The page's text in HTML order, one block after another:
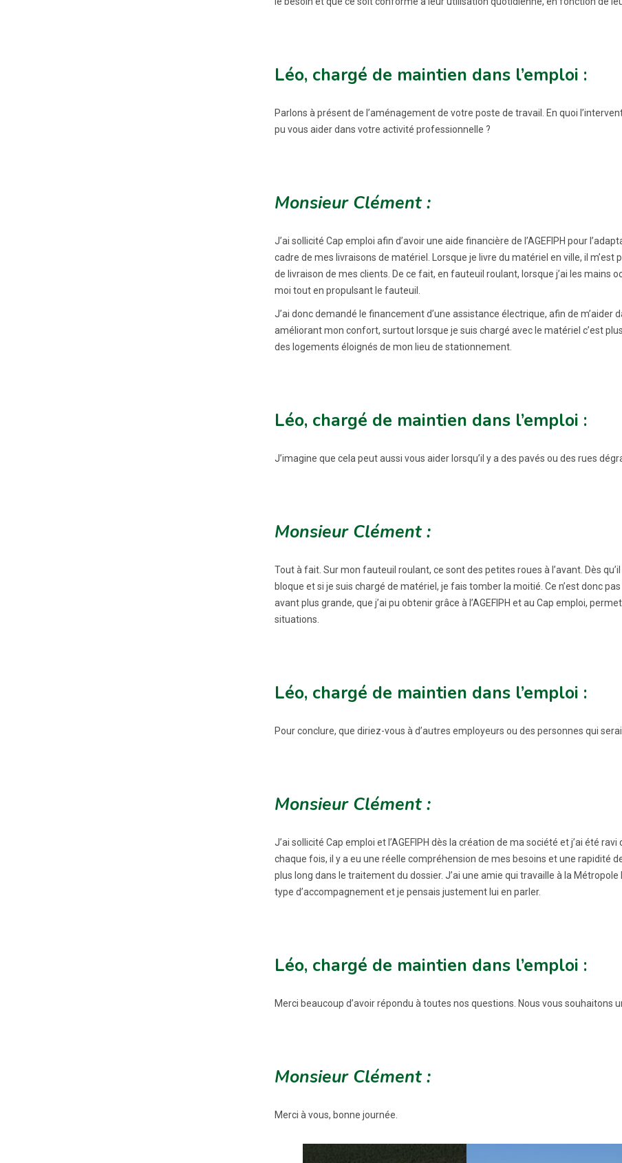
Léo, chargé de maintien dans l’emploi :
Parlons à présent de l’aménagement de votre poste de travail. En quoi
pu vous aider dans votre activité professionnelle ?
Monsieur Clément :
J’ai sollicité Cap emploi afin d’avoir une aide financière de l’AGEFIPH pour
cadre de mes livraisons de matériel. Lorsque je livre du matériel en ville, il
de livraison de mes clients. De ce fait, en fauteuil roulant, lorsque j’ai les mains
moi tout en propulsant le fauteuil.
J’ai donc demandé le financement d’une assistance électrique, afin de m’aider
améliorant mon confort, surtout lorsque je suis chargé avec le matériel c’est
des logements éloignés de mon lieu de stationnement.
Léo, chargé de maintien dans l’emploi :
J’imagine que cela peut aussi vous aider lorsqu’il y a des pavés ou des rues
Monsieur Clément :
Tout à fait. Sur mon fauteuil roulant, ce sont des petites roues à l’avant. Dès
bloque et si je suis chargé de matériel, je fais tomber la moitié. Ce n’est donc
avant plus grande, que j’ai pu obtenir grâce à l’AGEFIPH et au Cap emploi,
situations.
Léo, chargé de maintien dans l’emploi :
Pour conclure, que diriez-vous à d’autres employeurs ou des personnes qui
Monsieur Clément :
J’ai sollicité Cap emploi et l’AGEFIPH dès la création de ma société et j’ai été
chaque fois, il y a eu une réelle compréhension de mes besoins et une rapidité
plus long dans le traitement du dossier. J’ai une amie qui travaille à la
type d’accompagnement et je pensais justement lui en parler.
Léo, chargé de maintien dans l’emploi :
Merci beaucoup d’avoir répondu à toutes nos questions. Nous vous souhaitons
Monsieur Clément :
Merci à vous, bonne journée.